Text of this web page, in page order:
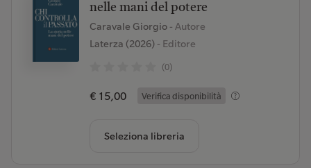
nelle mani del potere
Caravale Giorgio - Autore
Laterza (2026)- Editore
(0)
€ 15,00 Verifica disponibilità
Seleziona libreria